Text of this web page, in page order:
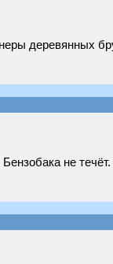
деревянных
не течёт.